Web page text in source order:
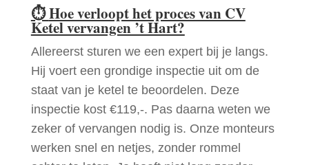
⏱Hoe verloopt het proces van CV
Ketel vervangen ’t Hart?
Allereerst sturen we een expert bij je langs.
Hij voert een grondige inspectie uit om de
staat van je ketel te beoordelen. Deze
inspectie kost €119,-. Pas daarna weten we
zeker of vervangen nodig is. Onze monteurs
werken snel en netjes, zonder rommel